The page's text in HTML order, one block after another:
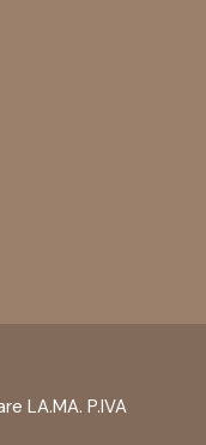
LA.MA. P.IVA